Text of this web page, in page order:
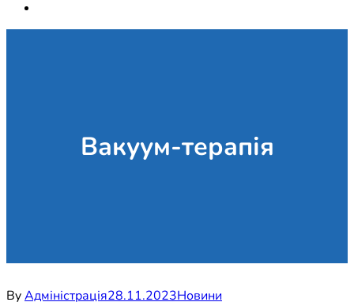
Вакуум-терапія
ByАдміністрація28.11.2023Новини